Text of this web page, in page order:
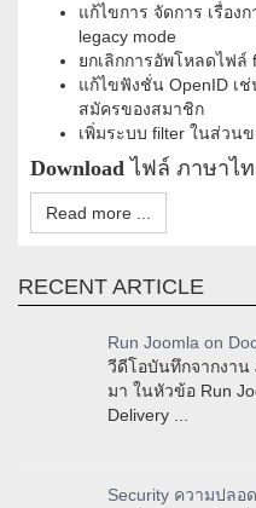
แก้ไขการ จัดการ เรื่อง
legacy mode
ยกเลิกการอัพโหลดไฟล์
แก้ไขฟังชั่น OpenID เ
สมัครของสมาชิก
เพิ่มระบบ filter ในส่วน
Download ไฟล์ ภาษาไ
Read more ...
RECENT ARTICLE
Run Joomla on
วีดีโอบันทึกจากงาน
มา ในหัวข้อ Run
Delivery ...
Security ความปลอ